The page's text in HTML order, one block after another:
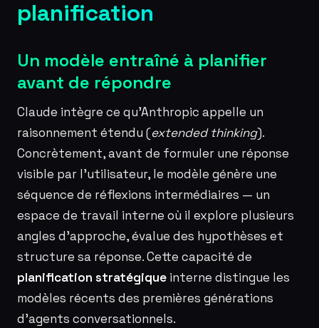
planification
Un modèle entraîné à planifier
avant de répondre
Claude intègre ce qu’Anthropic appelle un
raisonnement étendu (extended thinking).
Concrètement, avant de formuler une réponse
visible par l’utilisateur, le modèle génère une
séquence de réflexions intermédiaires — un
espace de travail interne où il explore plusieurs
angles d’approche, évalue des hypothèses et
structure sa réponse. Cette capacité de
planification stratégique interne distingue les
modèles récents des premières générations
d’agents conversationnels.